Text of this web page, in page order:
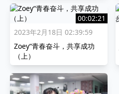
00:02:21
2023年2月18日 02:39:59
Zoey“青春奋斗，共享成功
（上）